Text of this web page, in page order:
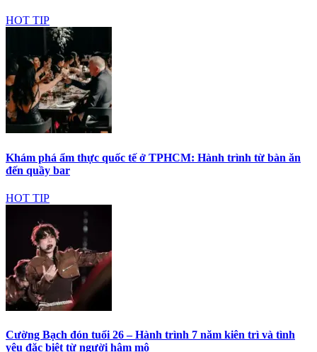
HOT TIP
Khám phá ẩm thực quốc tế ở TPHCM: Hành trình từ bàn ăn
đến quầy bar
HOT TIP
Cường Bạch đón tuổi 26 – Hành trình 7 năm kiên trì và tình
yêu đặc biệt từ người hâm mộ